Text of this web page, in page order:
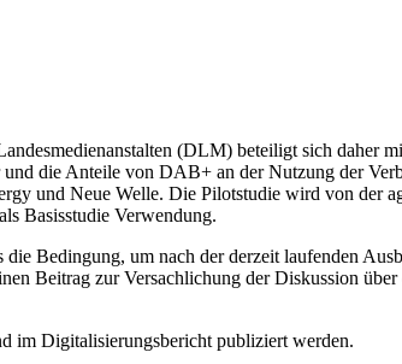
(DLM) beteiligt sich daher
die Anteile von DAB+ an der Nutzung der
und Neue Welle. Die Pilotstudie wird von der
Basisstudie Verwendung.
Bedingung, um nach der derzeit laufenden
Beitrag zur Versachlichung der Diskussion
im Digitalisierungsbericht publiziert werden.